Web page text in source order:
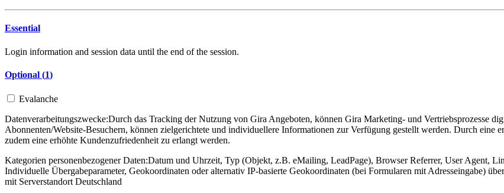
Essential
Login information and session data until the end of the session.
Optional (1)
Evalanche
Datenverarbeitungszwecke:Durch das Tracking der Nutzung von Gira Angeboten, können Gira Marketing- und Vertriebsprozesse
Abonnenten/Website-Besuchern, können zielgerichtete und individuellere Informationen zur Verfügung gestellt werden. Durch eine
zudem eine erhöhte Kundenzufriedenheit zu erlangt werden.
Kategorien personenbezogener Daten:Datum und Uhrzeit, Typ (Objekt, z.B. eMailing, LeadPage), Browser Referrer, User Agent,
Individuelle Übergabeparameter, Geokoordinaten oder alternativ IP-basierte Geokoordinaten (bei Formularen mit Adresseingabe)
mit Serverstandort Deutschland